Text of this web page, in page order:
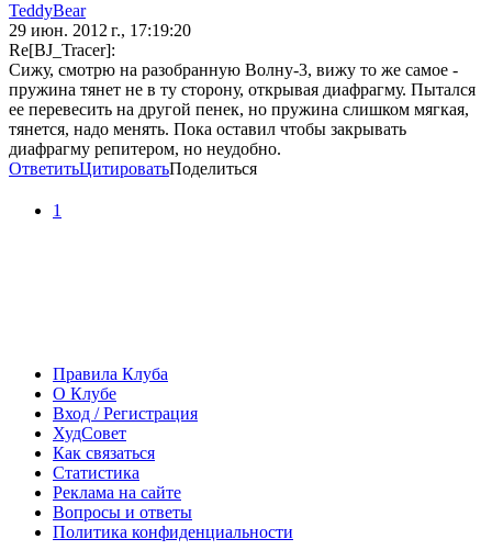
TeddyBear
29 июн. 2012 г., 17:19:20
Re[BJ_Tracer]:
Сижу, смотрю на разобранную Волну-3, вижу то же самое -
пружина тянет не в ту сторону, открывая диафрагму. Пытался
ее перевесить на другой пенек, но пружина слишком мягкая,
тянется, надо менять. Пока оставил чтобы закрывать
диафрагму репитером, но неудобно.
ОтветитьЦитироватьПоделиться
1
Правила Клуба
О Клубе
Вход / Регистрация
ХудСовет
Как связаться
Статистика
Реклама на сайте
Вопросы и ответы
Политика конфиденциальности